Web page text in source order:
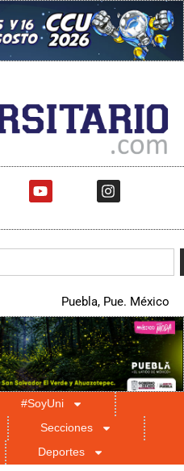
Puebla, Pue. México
#SoyUni
Secciones
Deportes